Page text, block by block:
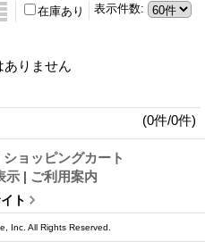
表示件数:
在庫あり
ありません
(0件/0件)
ショッピングカート
示 | ご利用案内
ト
Inc. All Rights Reserved.